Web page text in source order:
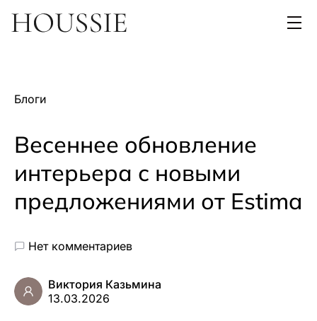
Блоги
Весеннее обновление
интерьера с новыми
предложениями от Estima
Нет комментариев
Виктория Казьмина
13.03.2026